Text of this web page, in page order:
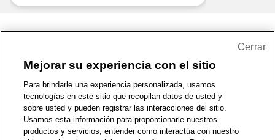
1-800-679-9691 | Contáctenos | Términos de Uso | Accesibilidad
Política de Privacidad | WA Privacy Policy | Mapa del sitio
Zona de Bienestar | © 1999 - 2026 CVS.com
Mejorar su experiencia con el sitio
Para brindarle una experiencia personalizada, usamos
tecnologías en este sitio que recopilan datos de usted y
sobre usted y pueden registrar las interacciones del sitio.
Usamos esta información para proporcionarle nuestros
productos y servicios, entender cómo interactúa con nuestro
Cerrar